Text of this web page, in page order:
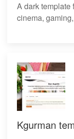
A dark template
cinema,
Kgurman